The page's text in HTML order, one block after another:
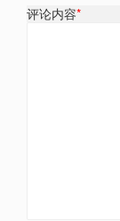
评论内容*